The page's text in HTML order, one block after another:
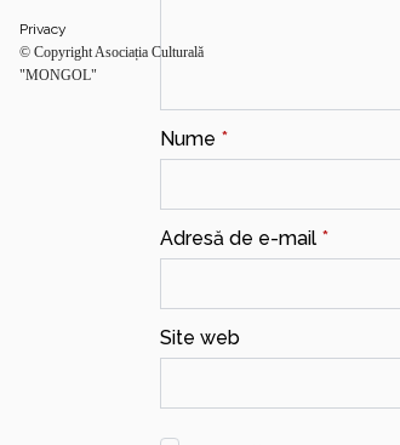
Privacy
© Copyright Asociația Culturală
"MONGOL"
Nume *
Adresă de e-mail *
Site web